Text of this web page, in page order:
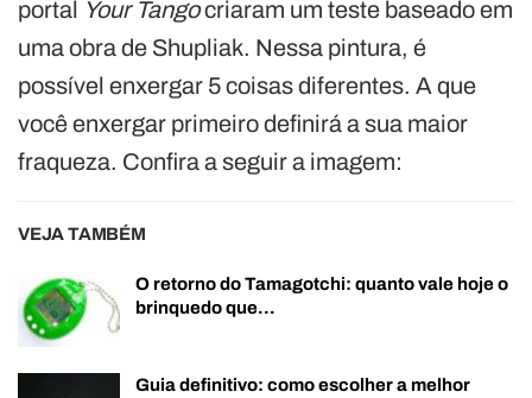
portal Your Tangocriaram um teste baseado em
uma obra de Shupliak. Nessa pintura, é
possível enxergar 5 coisas diferentes. A que
você enxergar primeiro definirá a sua maior
fraqueza. Confira a seguir a imagem:
VEJA TAMBÉM
O retorno do Tamagotchi: quanto vale hoje o
brinquedo que…
Guia definitivo: como escolher a melhor